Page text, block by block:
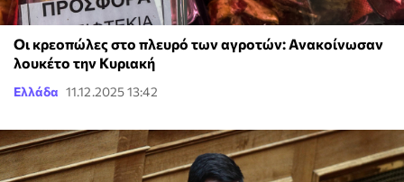
Οι κρεοπώλες στο πλευρό των αγροτών: Ανακοίνωσαν
λουκέτο την Κυριακή
Ελλάδα 11.12.2025 13:42